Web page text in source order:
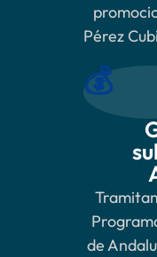
Pérez
💰
de